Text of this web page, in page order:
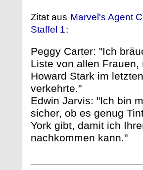
Zitat aus Marvel's Agent
Staffel 1:
Peggy Carter: "Ich
Liste von allen Frauen,
Howard Stark im
verkehrte."
Edwin Jarvis: "Ich bin
sicher, ob es genug
York gibt, damit ich
nachkommen kann."